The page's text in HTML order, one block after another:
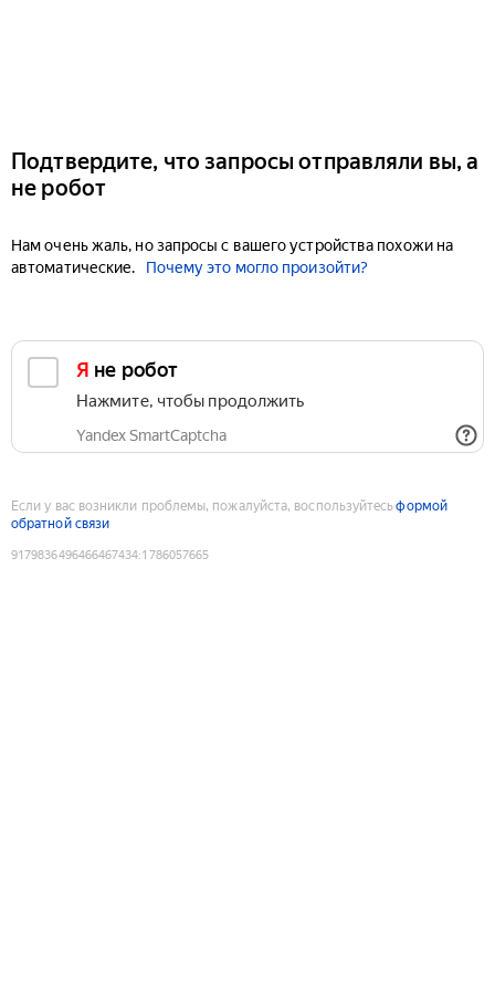
Подтвердите, что запросы отправляли вы, а
не робот
Нам очень жаль, но запросы с вашего устройства похожи на
автоматические.
Почему это могло произойти?
Я не робот
Нажмите, чтобы продолжить
Yandex SmartCaptcha
Если у вас возникли проблемы, пожалуйста, воспользуйтесьформой
обратной связи
9179836496466467434:1786057665